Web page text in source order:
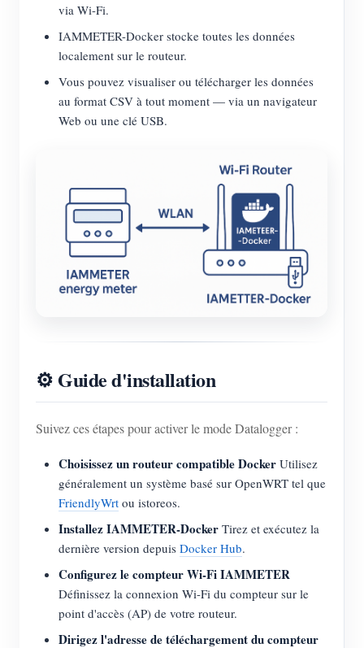
via Wi-Fi.
IAMMETER-Docker stocke toutes les données
localement sur le routeur.
Vous pouvez visualiser ou télécharger les données
au format CSV à tout moment — via un navigateur
Web ou une clé USB.
⚙️ Guide d'installation
Suivez ces étapes pour activer le mode Datalogger :
Choisissez un routeur compatible Docker Utilisez
généralement un système basé sur OpenWRT tel que
FriendlyWrt ou istoreos.
Installez IAMMETER-Docker Tirez et exécutez la
dernière version depuis Docker Hub.
Configurez le compteur Wi-Fi IAMMETER
Définissez la connexion Wi-Fi du compteur sur le
point d'accès (AP) de votre routeur.
Dirigez l'adresse de téléchargement du compteur